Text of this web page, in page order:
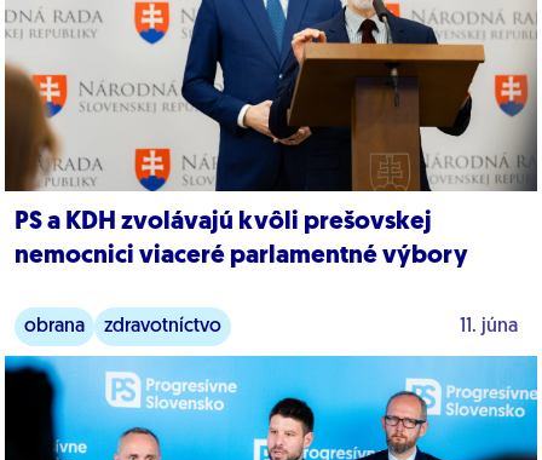
PS a KDH zvolávajú kvôli prešovskej
nemocnici viaceré parlamentné výbory
obrana zdravotníctvo 11. júna